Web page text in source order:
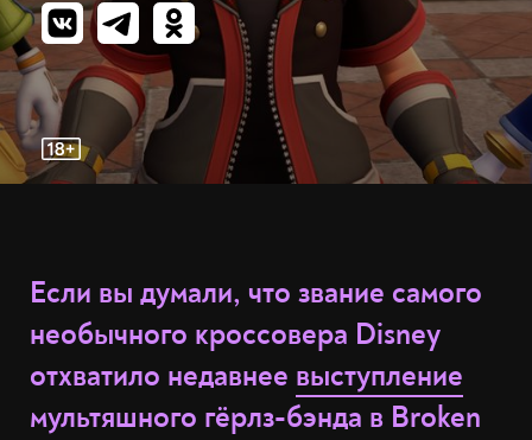
Если вы думали, что звание самого
необычного кроссовера Disney
отхватило недавнее выступление
мультяшного гёрлз-бэнда в Broken